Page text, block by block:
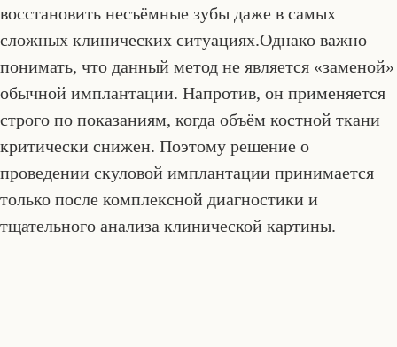
восстановить несъёмные зубы даже в самых
сложных клинических ситуациях.Однако важно
понимать, что данный метод не является «заменой»
обычной имплантации. Напротив, он применяется
строго по показаниям, когда объём костной ткани
критически снижен. Поэтому решение о
проведении скуловой имплантации принимается
только после комплексной диагностики и
тщательного анализа клинической картины.